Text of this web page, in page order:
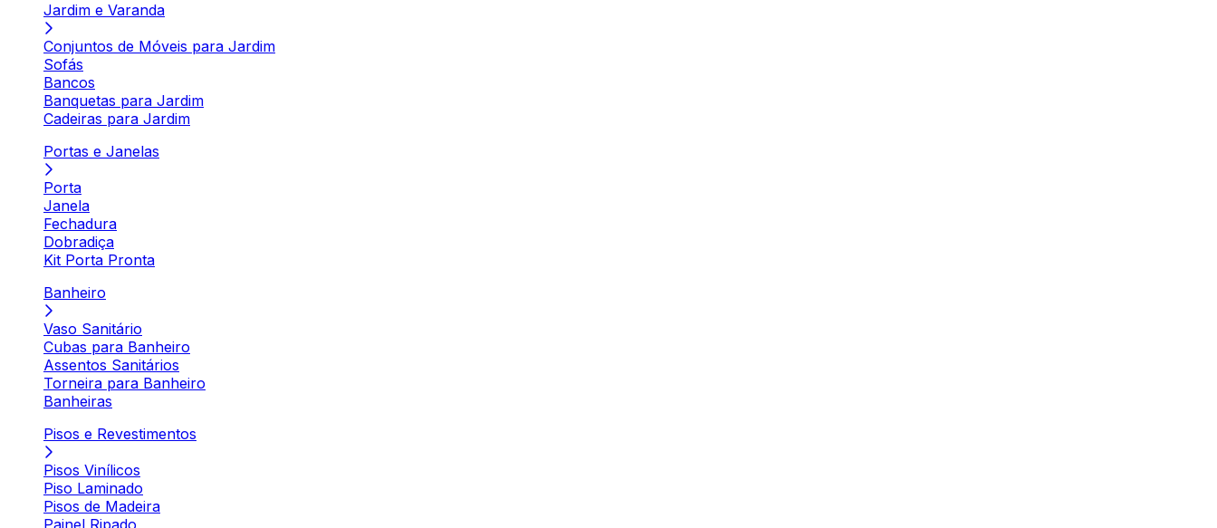
Jardim e Varanda
Conjuntos de Móveis para Jardim
Sofás
Bancos
Banquetas para Jardim
Cadeiras para Jardim
Portas e Janelas
Porta
Janela
Fechadura
Dobradiça
Kit Porta Pronta
Banheiro
Vaso Sanitário
Cubas para Banheiro
Assentos Sanitários
Torneira para Banheiro
Banheiras
Pisos e Revestimentos
Pisos Vinílicos
Piso Laminado
Pisos de Madeira
Painel Ripado